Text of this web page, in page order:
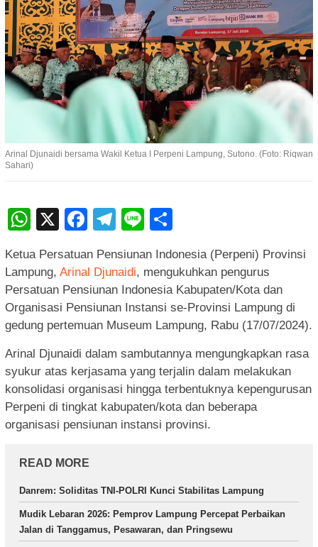
Arinal Djunaidi bersama Wakil Ketua I Perpeni Lampung, Sutono. (Foto: Riqwan
Sahari)
WhatsApp
X Facebook
Telegram
Line
Ketua Persatuan Pensiunan Indonesia (Perpeni) Provinsi
Lampung, Arinal Djunaidi, mengukuhkan pengurus
Persatuan Pensiunan Indonesia Kabupaten/Kota dan
Organisasi Pensiunan Instansi se-Provinsi Lampung di
gedung pertemuan Museum Lampung, Rabu (17/07/2024).
Arinal Djunaidi dalam sambutannya mengungkapkan rasa
syukur atas kerjasama yang terjalin dalam melakukan
konsolidasi organisasi hingga terbentuknya kepengurusan
Perpeni di tingkat kabupaten/kota dan beberapa
organisasi pensiunan instansi provinsi.
READ MORE
Danrem: Soliditas TNI-POLRI Kunci Stabilitas Lampung
Mudik Lebaran 2026: Pemprov Lampung Percepat Perbaikan
Jalan di Tanggamus, Pesawaran, dan Pringsewu